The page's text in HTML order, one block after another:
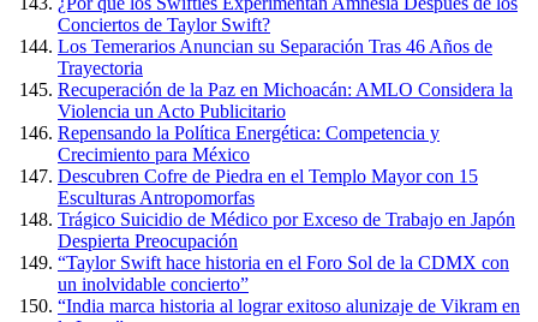
Conciertos de Taylor Swift?
Los Temerarios Anuncian su Separación Tras 46 Años de
Trayectoria
Recuperación de la Paz en Michoacán: AMLO Considera la
Violencia un Acto Publicitario
Repensando la Política Energética: Competencia y
Crecimiento para México
Descubren Cofre de Piedra en el Templo Mayor con 15
Esculturas Antropomorfas
Trágico Suicidio de Médico por Exceso de Trabajo en Japón
Despierta Preocupación
“Taylor Swift hace historia en el Foro Sol de la CDMX con
un inolvidable concierto”
“India marca historia al lograr exitoso alunizaje de Vikram en